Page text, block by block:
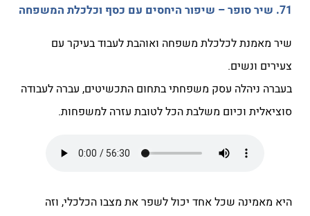
71. שיר סופר – שיפור היחסים עם כסף וכלכלת המשפחה
שיר מאמנת לכלכלת משפחה ואוהבת לעבוד בעיקר עם
צעירים ונשים.
בעברה ניהלה עסק משפחתי בתחום התכשיטים, עברה לעבודה
סוציאלית וכיום משלבת הכל לטובת עזרה למשפחות.
היא מאמינה שכל אחד יכול לשפר את מצבו הכלכלי, וזה